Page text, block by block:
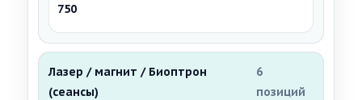
750
Лазер / магнит / Биоптрон
(сеансы)
6
позиций